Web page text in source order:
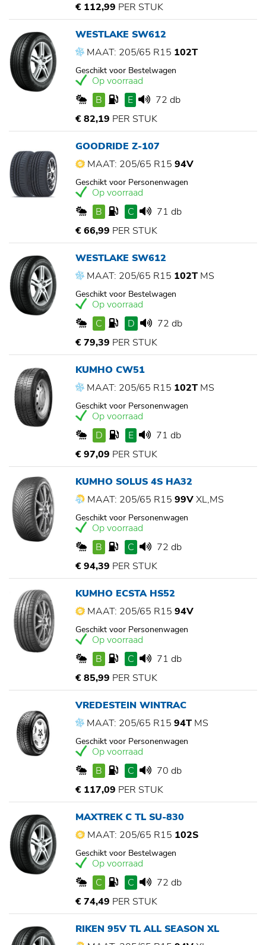
€ 112,99 PER STUK
WESTLAKE SW612
MAAT: 205/65 R15 102T
Geschikt voor Bestelwagen
Op voorraad
B
E
72 db
€ 82,19 PER STUK
GOODRIDE Z-107
MAAT: 205/65 R15 94V
Geschikt voor Personenwagen
Op voorraad
B
C
71 db
€ 66,99 PER STUK
WESTLAKE SW612
MAAT: 205/65 R15 102T MS
Geschikt voor Bestelwagen
Op voorraad
C
D
72 db
€ 79,39 PER STUK
KUMHO CW51
MAAT: 205/65 R15 102T MS
Geschikt voor Personenwagen
Op voorraad
D
E
71 db
€ 97,09 PER STUK
KUMHO SOLUS 4S HA32
MAAT: 205/65 R15 99VXL,MS
Geschikt voor Personenwagen
Op voorraad
B
C
72 db
€ 94,39 PER STUK
KUMHO ECSTA HS52
MAAT: 205/65 R15 94V
Geschikt voor Personenwagen
Op voorraad
B
C
71 db
€ 85,99 PER STUK
VREDESTEIN WINTRAC
MAAT: 205/65 R15 94T MS
Geschikt voor Personenwagen
Op voorraad
B
C
70 db
€ 117,09 PER STUK
MAXTREK C TL SU-830
MAAT: 205/65 R15 102S
Geschikt voor Bestelwagen
Op voorraad
C
C
72 db
€ 74,49 PER STUK
RIKEN 95V TL ALL SEASON XL